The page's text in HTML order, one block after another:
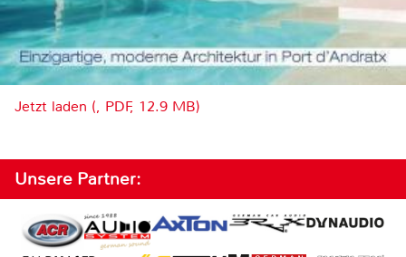
Jetzt laden (, PDF, 12.9 MB)
Unsere Partner: